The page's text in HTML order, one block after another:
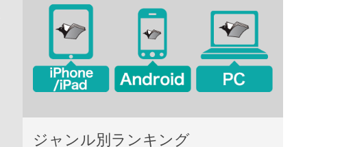
ジャンル別ランキング